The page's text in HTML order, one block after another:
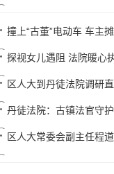
撞上“古董”电动车 车主
探视女儿遇阻 法院暖心
区人大到丹徒法院调研
丹徒法院：古镇法官守
区人大常委会副主任程